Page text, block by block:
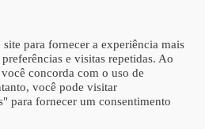
Homero Costa Advogados
para fornecer a experiência mais
e visitas repetidas. Ao
concorda com o uso de
você pode visitar
para fornecer um consentimento